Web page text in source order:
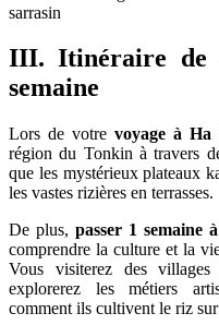
sarrasin
III. Itinéraire de
semaine
Lors de votrevoyage à
région du Tonkin à travers
que les mystérieux plateaux
les vastes rizières en terrasses.
De plus, passer 1 semaine
comprendre la culture et la
Vous visiterez des villages
explorerez les métiers
comment ils cultivent le riz sur